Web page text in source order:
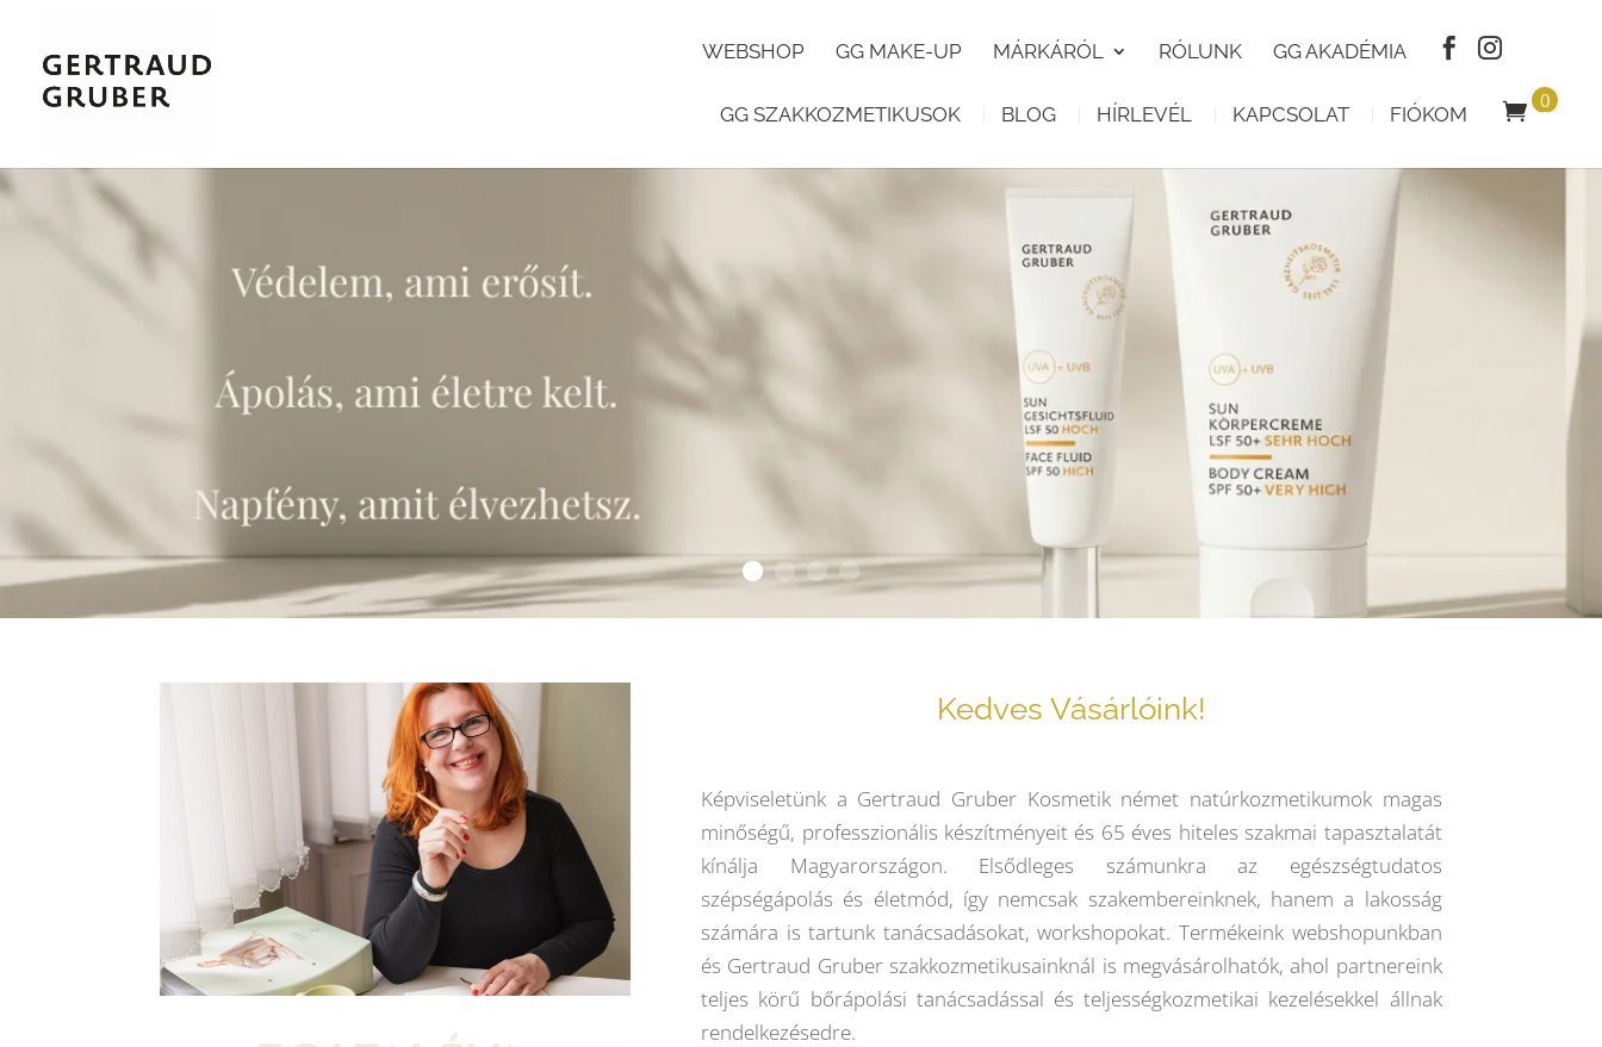
WEBSHOP GG MAKE-UP MÁRKÁRÓL RÓLUNK GG AKADÉMIA
GG SZAKKOZMETIKUSOK BLOG HÍRLEVÉL KAPCSOLAT FIÓKOM
0
T
M
Kedves Vásárlóink!
Képviseletünk a Gertraud Gruber Kosmetik német natúrkozmetikumok magas
minőségű, professzionális készítményeit és 65 éves hiteles szakmai tapasztalatát
kínálja Magyarországon. Elsődleges számunkra az egészségtudatos
szépségápolás és életmód, így nemcsak szakembereinknek, hanem a lakosság
számára is tartunk tanácsadásokat, workshopokat. Termékeink webshopunkban
és Gertraud Gruber szakkozmetikusainknál is megvásárolhatók, ahol partnereink
teljes körű bőrápolási tanácsadással és teljességkozmetikai kezelésekkel állnak
rendelkezésedre.